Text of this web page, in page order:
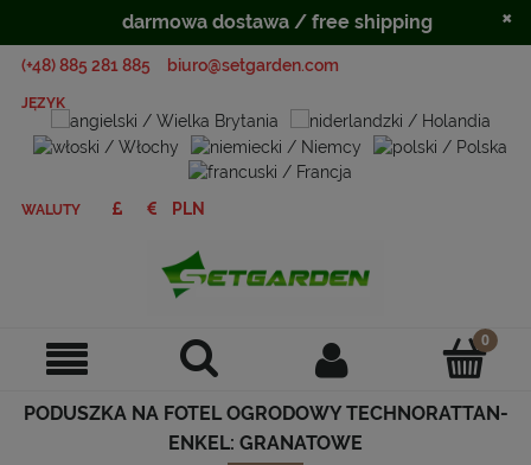
(+48) 885 281 885 biuro@setgarden.com
JĘZYK
WALUTY
PODUSZKA NA FOTEL OGRODOWY TECHNORATTAN-
ENKEL: GRANATOWE
darmowa dostawa / free shipping ×